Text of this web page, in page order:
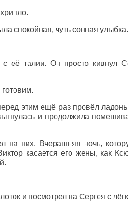
спокойная, чуть сонная улыбка.
её талии. Он просто кивнул
этим ещё раз провёл
и продолжила
на них. Вчерашняя ночь,
касается его жены, как
и посмотрел на Сергея с